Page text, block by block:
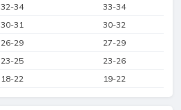
32-34
33-34
30-31
30-32
26-29
27-29
23-25
23-26
18-22 19-22